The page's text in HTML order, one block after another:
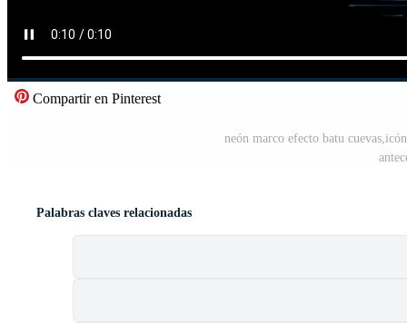
Compartir en Pinterest
neón marco efecto batu
Palabras claves relacionadas